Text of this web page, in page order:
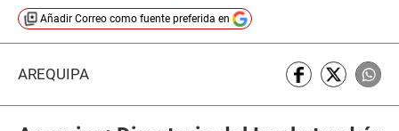
Añadir Correo como fuente preferida en
AREQUIPA